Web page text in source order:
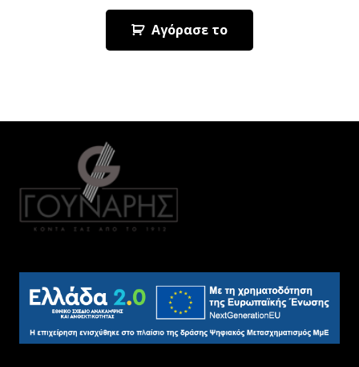
Αγόρασε το